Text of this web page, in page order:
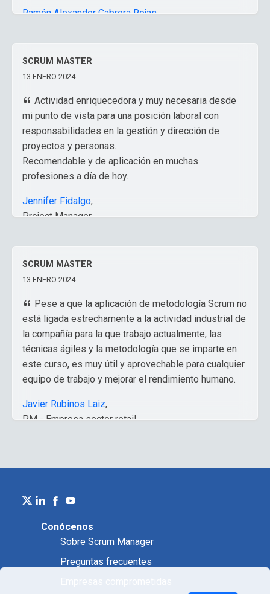
Ramón Alexander Cabrera Rojas,
General
SCRUM MASTER
13 ENERO 2024
Actividad enriquecedora y muy necesaria desde
mi punto de vista para una posición laboral con
responsabilidades en la gestión y dirección de
proyectos y personas.
Recomendable y de aplicación en muchas
profesiones a día de hoy.
Jennifer Fidalgo,
Project Manager
SCRUM MASTER
13 ENERO 2024
Pese a que la aplicación de metodología Scrum no
está ligada estrechamente a la actividad industrial de
la compañía para la que trabajo actualmente, las
técnicas ágiles y la metodología que se imparte en
este curso, es muy útil y aprovechable para cualquier
equipo de trabajo y mejorar el rendimiento humano.
Javier Rubinos Laiz,
PM - Empresa sector retail
Conócenos
Sobre Scrum Manager
Preguntas frecuentes